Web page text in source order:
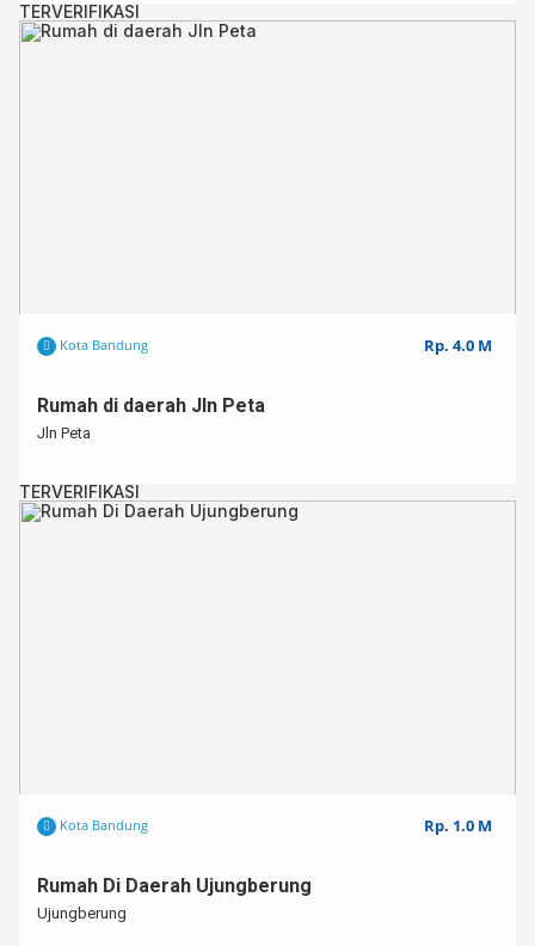
TERVERIFIKASI
Kota Bandung Rp. 4.0 M
Rumah di daerah Jln Peta
Jln Peta
TERVERIFIKASI
Kota Bandung Rp. 1.0 M
Rumah Di Daerah Ujungberung
Ujungberung